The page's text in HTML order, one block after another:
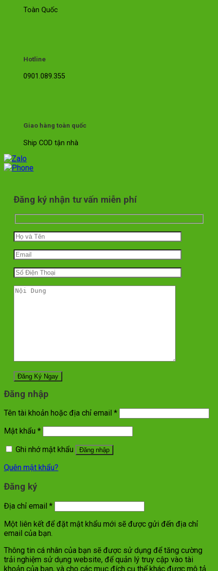
Toàn Quốc
Hotline
0901.089.355
Giao hàng toàn quốc
Ship COD tận nhà
Đăng ký nhận tư vấn miễn phí
Đăng nhập
Tên tài khoản hoặc địa chỉ email *
Mật khẩu *
Ghi nhớ mật khẩu
Đăng nhập
Quên mật khẩu?
Đăng ký
Địa chỉ email *
Một liên kết để đặt mật khẩu mới sẽ được gửi đến địa chỉ
email của bạn.
Thông tin cá nhân của bạn sẽ được sử dụng để tăng cường
trải nghiệm sử dụng website, để quản lý truy cập vào tài
khoản của bạn, và cho các mục đích cụ thể khác được mô tả